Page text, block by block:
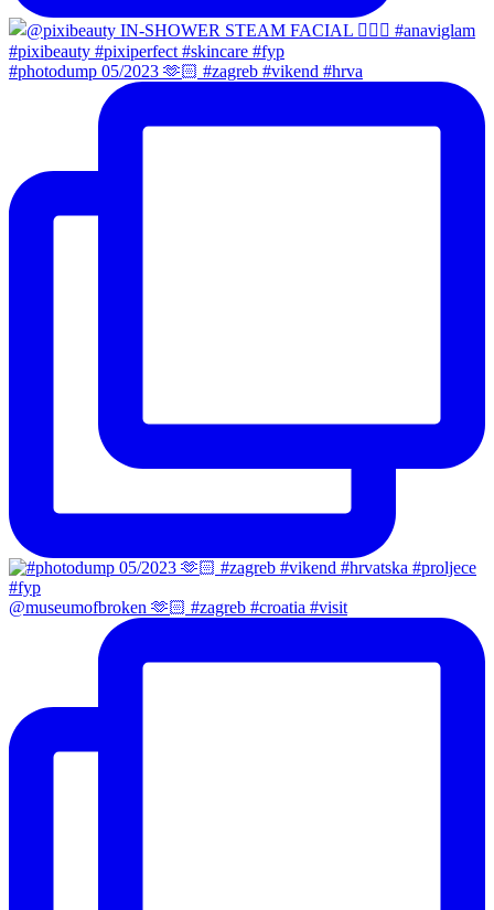
#photodump 05/2023 🫶🏻 #zagreb #vikend #hrva
@museumofbroken 🫶🏻 #zagreb #croatia #visit